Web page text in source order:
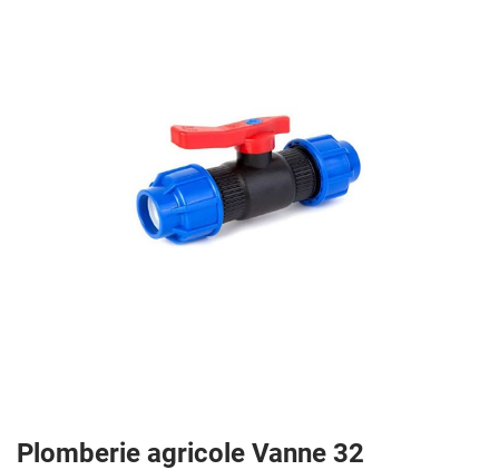
Plomberie agricole Vanne 32